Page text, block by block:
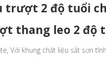
thang leo 2 độ
Với khung chất liệu sắt sơn